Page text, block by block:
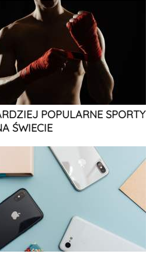
POPULARNE SPORTY
ŚWIECIE